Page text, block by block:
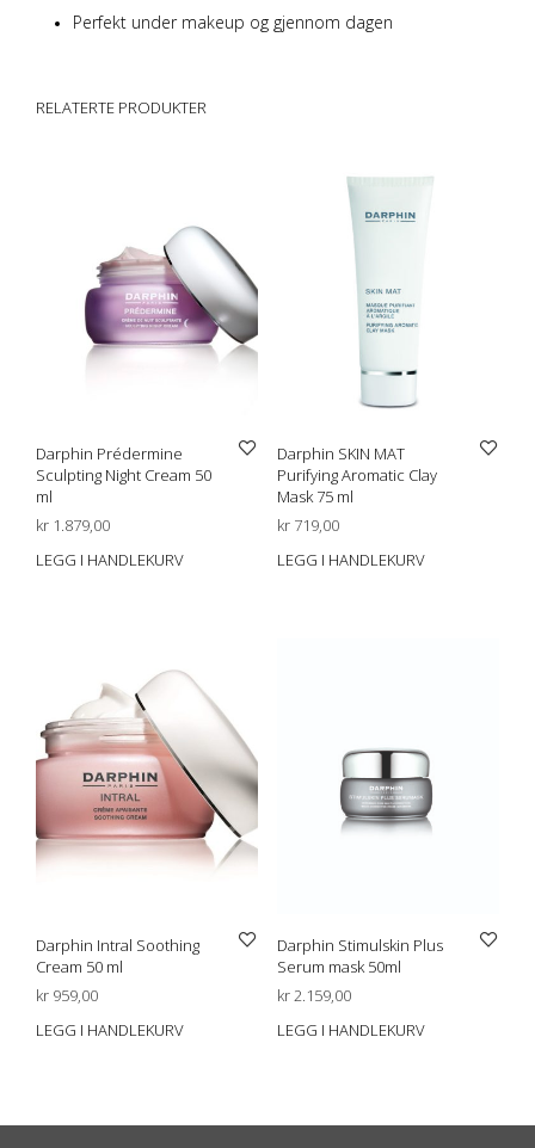
Perfekt under makeup og gjennom dagen
RELATERTE PRODUKTER
Darphin Prédermine
Sculpting Night Cream 50
ml
kr 1.879,00
LEGG I HANDLEKURV
Darphin SKIN MAT
Purifying Aromatic Clay
Mask 75 ml
kr719,00
LEGG I HANDLEKURV
Darphin Intral Soothing
Cream 50 ml
kr 959,00
LEGG I HANDLEKURV
Darphin Stimulskin Plus
Serum mask 50ml
kr2.159,00
LEGG I HANDLEKURV